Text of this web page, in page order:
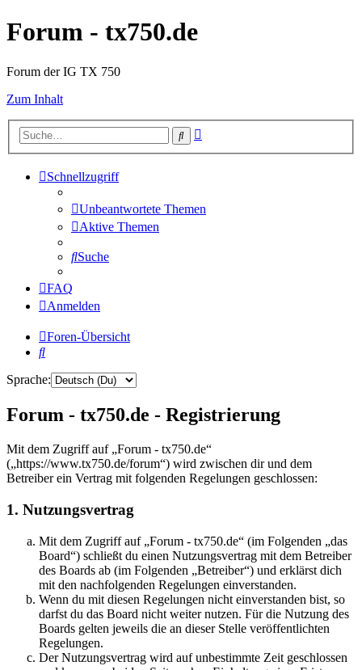
Forum - tx750.de
Forum der IG TX 750
Zum Inhalt
Suche
Schnellzugriff
Unbeantwortete Themen
Aktive Themen
Suche
FAQ
Anmelden
Foren-Übersicht
Suche
Sprache:
Forum - tx750.de - Registrierung
Mit dem Zugriff auf „Forum - tx750.de“
(„https://www.tx750.de/forum“) wird zwischen dir und dem
Betreiber ein Vertrag mit folgenden Regelungen geschlossen:
1. Nutzungsvertrag
Mit dem Zugriff auf „Forum - tx750.de“ (im Folgenden „das
Board“) schließt du einen Nutzungsvertrag mit dem Betreiber
des Boards ab (im Folgenden „Betreiber“) und erklärst dich
mit den nachfolgenden Regelungen einverstanden.
Wenn du mit diesen Regelungen nicht einverstanden bist, so
darfst du das Board nicht weiter nutzen. Für die Nutzung des
Boards gelten jeweils die an dieser Stelle veröffentlichten
Regelungen.
Der Nutzungsvertrag wird auf unbestimmte Zeit geschlossen